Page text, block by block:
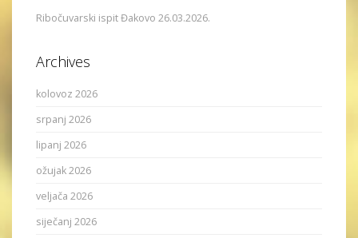
Ribočuvarski ispit Đakovo 26.03.2026.
Archives
kolovoz 2026
srpanj 2026
lipanj 2026
ožujak 2026
veljača 2026
siječanj 2026